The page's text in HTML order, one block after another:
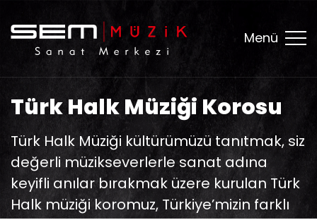
Menü
Türk Halk Müziği Korosu
Türk Halk Müziği kültürümüzü tanıtmak, siz
değerli müzikseverlerle sanat adına
keyifli anılar bırakmak üzere kurulan Türk
Halk müziği koromuz, Türkiye’mizin farklı